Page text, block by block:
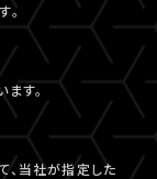
す。
、当社が指定した